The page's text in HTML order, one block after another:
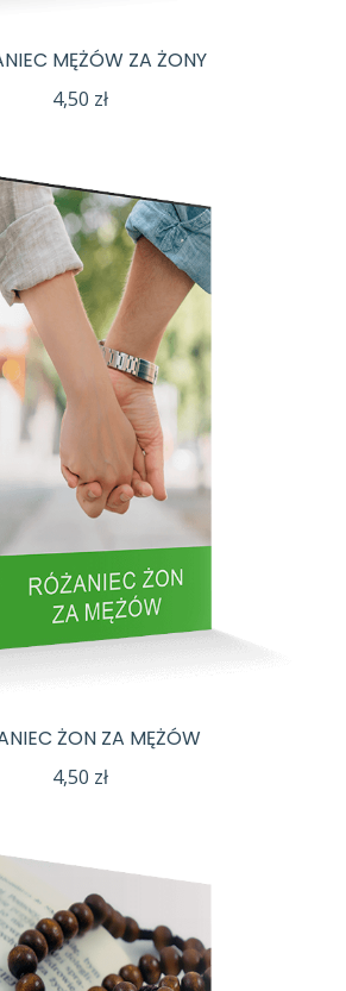
MĘŻÓW ZA ŻONY
4,50 zł
ŻON ZA MĘŻÓW
4,50 zł